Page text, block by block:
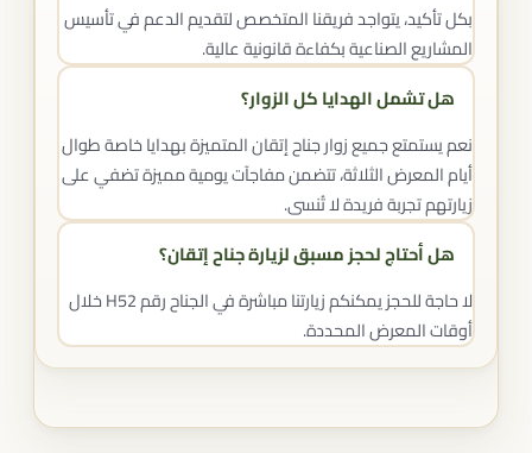
بكل تأكيد، يتواجد فريقنا المتخصص لتقديم الدعم في تأسيس
المشاريع الصناعية بكفاءة قانونية عالية.
هل تشمل الهدايا كل الزوار؟
نعم يستمتع جميع زوار جناح إتقان المتميزة بهدايا خاصة طوال
أيام المعرض الثلاثة، تتضمن مفاجآت يومية مميزة تضفي على
زيارتهم تجربة فريدة لا تُنسى.
هل أحتاج لحجز مسبق لزيارة جناح إتقان؟
لا حاجة للحجز يمكنكم زيارتنا مباشرة في الجناح رقم H52 خلال
أوقات المعرض المحددة.